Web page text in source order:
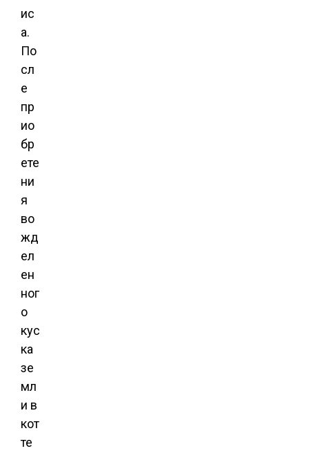
ис
а.
По
сл
е
пр
ио
бр
ете
ни
я
во
жд
ел
ен
ног
о
кус
ка
зе
мл
и в
кот
те